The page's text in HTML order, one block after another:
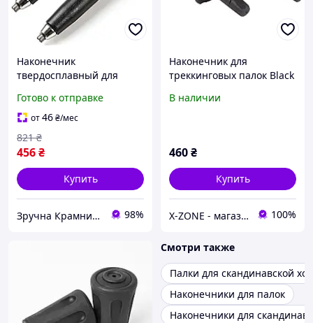
Наконечник
твердосплавный для
черный Vipole MK-1135
Готово к отправке
от46₴/мес
456₴
821 ₴
Купить
Зручна Крамниця 98%
Наконечник для
треккинговых палок Black
Tips (BD 112524.0000)
В наличии
460₴
Купить
X-ZONE - магазин туристичного спорядження 100%
Смотри также
Палки для скандинавской
Наконечники для палок
Наконечники для